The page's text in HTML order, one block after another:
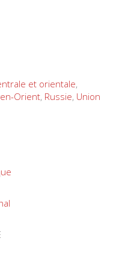
et orientale,
Orient, Russie, Union